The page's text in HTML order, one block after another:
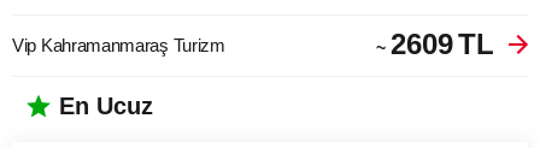
Vip Kahramanmaraş Turizm ~ 2609TL
En Ucuz